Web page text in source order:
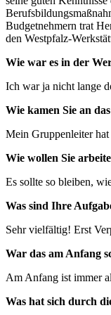
Budgetnehmern trat
den Westpfalz-
Wie war es in der
Ich war ja nicht lange
Wie kamen Sie an
Mein Gruppenleiter
Wie wollen Sie
Es sollte so bleiben,
Was sind Ihre
Sehr vielfältig! Erst
War das am Anfang
Am Anfang ist immer
Was hat sich durch